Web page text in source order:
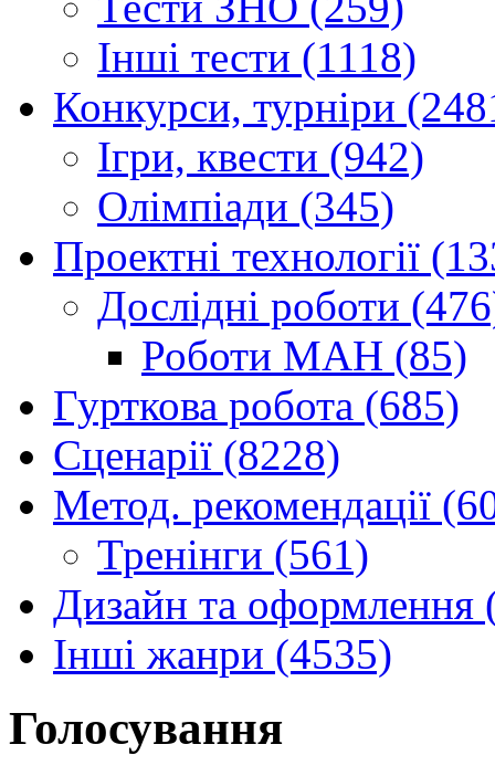
Інші тести (1118)
Конкурси, турніри
Ігри, квести (942)
Олімпіади (345)
Проектні технології
Дослідні роботи
Роботи МАН (85)
Гурткова робота (685)
Сценарії (8228)
Метод. рекомендації
Тренінги (561)
Дизайн та оформлення
Інші жанри (4535)
Голосування